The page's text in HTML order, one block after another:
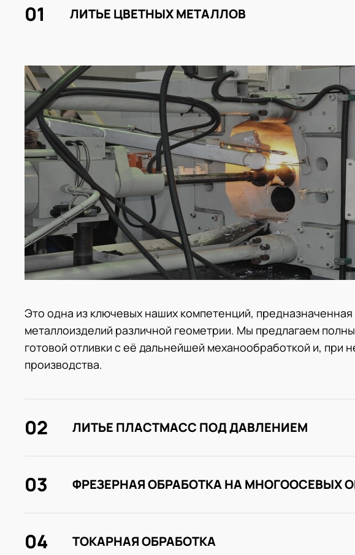
ЛИТЬЕ ЦВЕТНЫХ МЕТАЛЛОВ
01
Это одна из ключевых наших компетенций,
металлоизделий различной геометрии. Мы предлагаем
готовой отливки с её дальнейшей механообработкой и, при
производства.
ЛИТЬЕ ПЛАСТМАСС ПОД ДАВЛЕНИЕМ
02
ФРЕЗЕРНАЯ ОБРАБОТКА НА МНОГООСЕВЫХ
03
ТОКАРНАЯ ОБРАБОТКА
04